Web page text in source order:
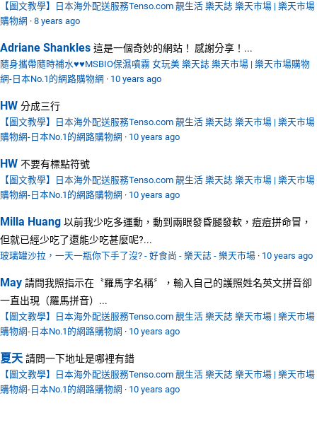
【圖文教學】日本海外配送服務Tenso.com 靚生活 樂天誌 樂天市場 | 樂天市場
購物網 · 8 years ago
Adriane Shankles 這是一個奇妙的網站！ 感謝分享！...
隨身攜帶隨時補水♥♥MSBIO保濕噴霧 女玩美 樂天誌 樂天市場 | 樂天市場購物
網-日本No.1的網路購物網 · 10 years ago
HW 分成三行
【圖文教學】日本海外配送服務Tenso.com 靚生活 樂天誌 樂天市場 | 樂天市場
購物網-日本No.1的網路購物網 · 10 years ago
HW 不要有標點符號
【圖文教學】日本海外配送服務Tenso.com 靚生活 樂天誌 樂天市場 | 樂天市場
購物網-日本No.1的網路購物網 · 10 years ago
Milla Huang 以前我少吃多運動，動到兩眼發昏腿發軟，痘痘拼命冒，
但就已經少吃了還能少吃甚麼呢?...
玻璃罐沙拉，一天一瓶你下手了沒? - 好食尚 - 樂天誌 - 樂天市場 · 10 years ago
May 請問我照指示在〝羅馬字名稱〞，輸入自己的護照姓名英文拼音卻
一直出現（羅馬拼音）...
【圖文教學】日本海外配送服務Tenso.com 靚生活 樂天誌 樂天市場 | 樂天市場
購物網-日本No.1的網路購物網 · 10 years ago
夏天 請問一下地址是哪裡有錯
【圖文教學】日本海外配送服務Tenso.com 靚生活 樂天誌 樂天市場 | 樂天市場
購物網-日本No.1的網路購物網 · 10 years ago